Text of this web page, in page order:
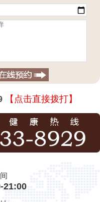
【点击直接拨打】
21:00